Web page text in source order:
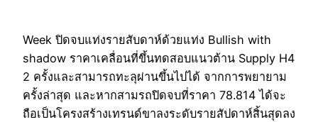
Week ปิดจบแท่งรายสับดาห์ด้วยแท่ง Bullish with
shadow ราคาเคลื่อนที่ขึ้นทดสอบแนวต้าน Supply H4
2 ครั้งและสามารถทะลุผ่านขึ้นไปได้ จากการพยายาม
ครั้งล่าสุด และหากสามรถปิดจบที่ราคา 78.814 ได้จะ
ถือเป็นโครงสร้างเทรนด์ขาลงระดับรายสัปดาห์สิ้นสุดลง